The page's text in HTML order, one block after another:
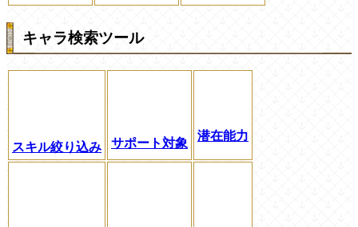
キャラ検索ツール
スキル絞り込み サポート対象
潜在能力